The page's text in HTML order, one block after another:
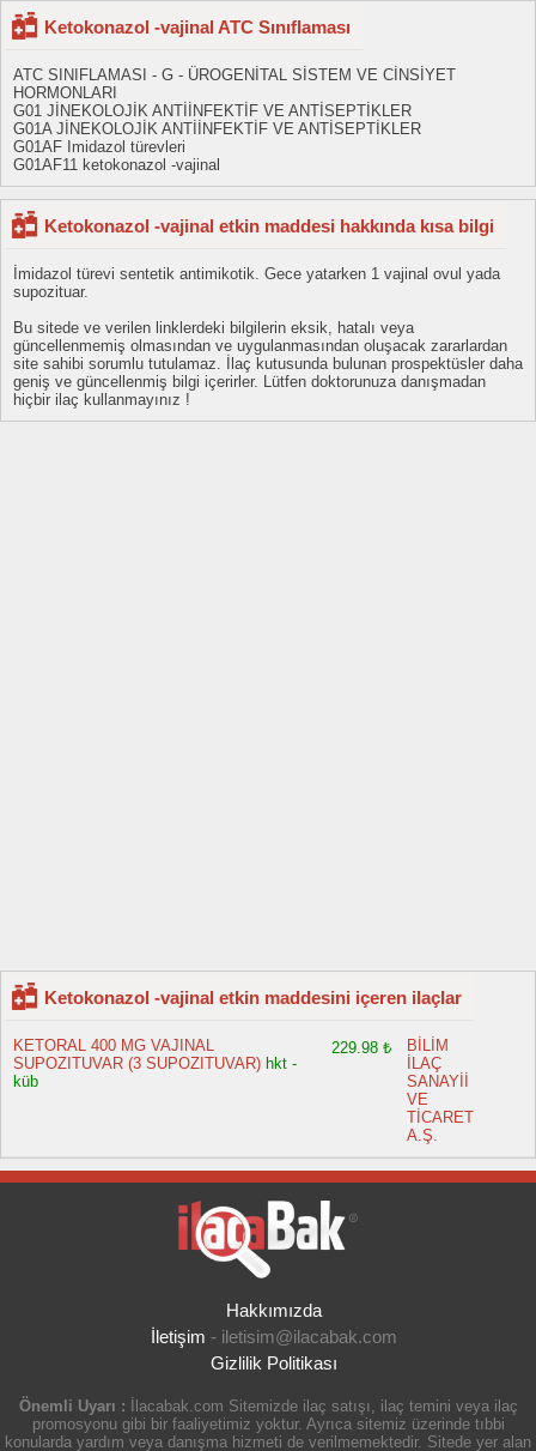
Ketokonazol -vajinal ATC Sınıflaması
ATC SINIFLAMASI - G - ÜROGENİTAL SİSTEM VE CİNSİYET
HORMONLARI
G01 JİNEKOLOJİK ANTİİNFEKTİF VE ANTİSEPTİKLER
G01A JİNEKOLOJİK ANTİİNFEKTİF VE ANTİSEPTİKLER
G01AF Imidazol türevleri
G01AF11 ketokonazol -vajinal
Ketokonazol -vajinal etkin maddesi hakkında kısa bilgi
İmidazol türevi sentetik antimikotik. Gece yatarken 1 vajinal ovul yada
supozituar.
Bu sitede ve verilen linklerdeki bilgilerin eksik, hatalı veya
güncellenmemiş olmasından ve uygulanmasından oluşacak zararlardan
site sahibi sorumlu tutulamaz. İlaç kutusunda bulunan prospektüsler daha
geniş ve güncellenmiş bilgi içerirler. Lütfen doktorunuza danışmadan
hiçbir ilaç kullanmayınız !
Ketokonazol -vajinal etkin maddesini içeren ilaçlar
KETORAL 400 MG VAJINAL
SUPOZITUVAR (3 SUPOZITUVAR) hkt -
küb
229.98 ₺
BİLİM
İLAÇ
SANAYİİ
VE
TİCARET
A.Ş.
Hakkımızda
İletişim - iletisim@ilacabak.com
Gizlilik Politikası
Önemli Uyarı : İlacabak.com Sitemizde ilaç satışı, ilaç temini veya ilaç
promosyonu gibi bir faaliyetimiz yoktur. Ayrıca sitemiz üzerinde tıbbi
konularda yardım veya danışma hizmeti de verilmemektedir. Sitede yer alan